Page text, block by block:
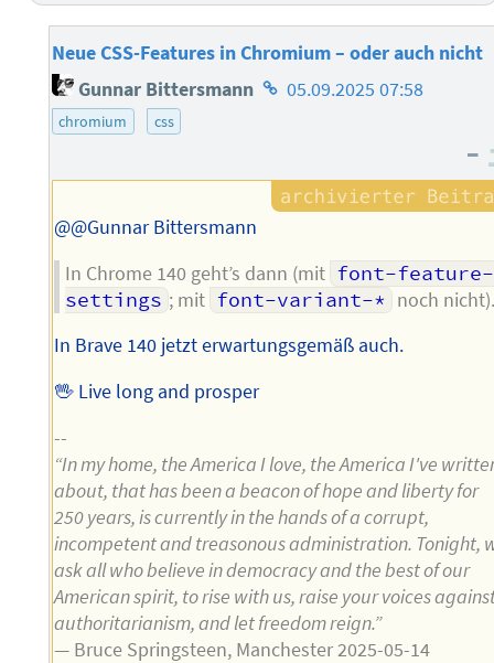
Neue CSS-Features in Chromium – oder auch nicht
Gunnar Bittersmann Homepage
05.09.2025 07:58
chromium css
–
@@Gunnar Bittersmann
In Chrome 140 geht’s dann (mit font-feature-
settings ; mit font-variant-* noch
In Brave 140 jetzt erwartungsgemäß auch.
🖖 Live long and prosper
--
“In my home, the America I love, the America I've
about, that has been a beacon of hope and liberty for
250 years, is currently in the hands of a corrupt,
incompetent and treasonous administration. Tonight,
ask all who believe in democracy and the best of our
American spirit, to rise with us, raise your voices
authoritarianism, and let freedom reign.”
— Bruce Springsteen, Manchester 2025-05-14